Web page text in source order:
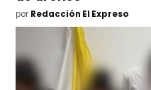
por Redacción El Expreso